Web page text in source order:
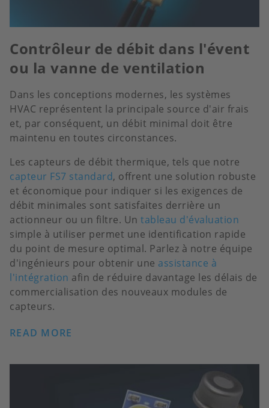
Contrôleur de débit dans l'évent
ou la vanne de ventilation
Dans les conceptions modernes, les systèmes
HVAC représentent la principale source d'air frais
et, par conséquent, un débit minimal doit être
maintenu en toutes circonstances.
Les capteurs de débit thermique, tels que notre
capteur FS7 standard, offrent une solution robuste
et économique pour indiquer si les exigences de
débit minimales sont satisfaites derrière un
actionneur ou un filtre. Un tableau d'évaluation
simple à utiliser permet une identification rapide
du point de mesure optimal. Parlez à notre équipe
d'ingénieurs pour obtenir une assistance à
l'intégration afin de réduire davantage les délais de
commercialisation des nouveaux modules de
capteurs.
READ MORE